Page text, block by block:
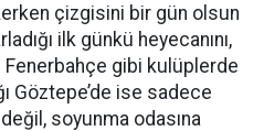
çizgisini bir gün olsun
ilk günkü heyecanını,
gibi kulüplerde
Göztepe’de ise sadece
soyunma odasına